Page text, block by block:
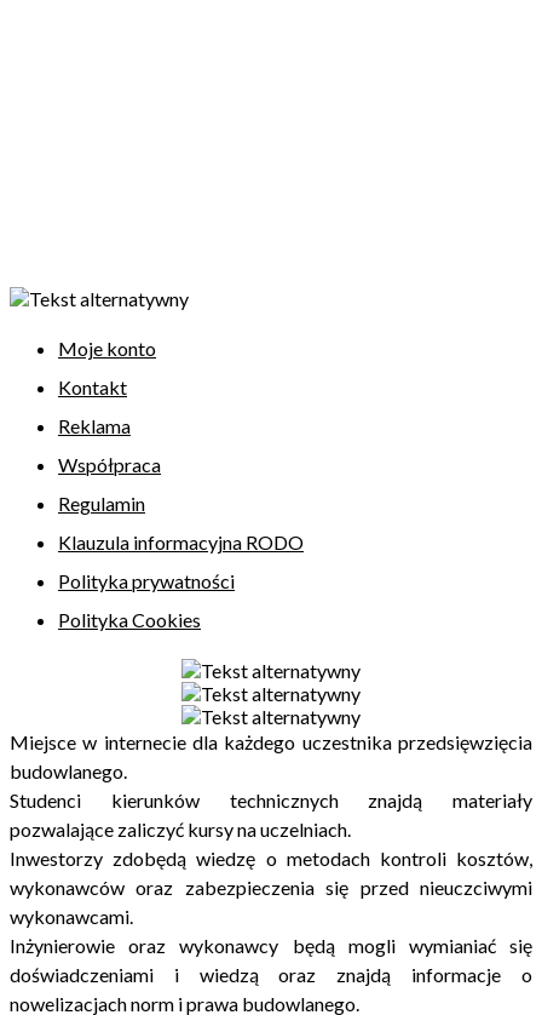
Moje konto
Kontakt
Reklama
Współpraca
Regulamin
Klauzula informacyjna RODO
Polityka prywatności
Polityka Cookies
Miejsce w internecie dla każdego uczestnika przedsięwzięcia
budowlanego.
Studenci kierunków technicznych znajdą materiały
pozwalające zaliczyć kursy na uczelniach.
Inwestorzy zdobędą wiedzę o metodach kontroli kosztów,
wykonawców oraz zabezpieczenia się przed nieuczciwymi
wykonawcami.
Inżynierowie oraz wykonawcy będą mogli wymianiać się
doświadczeniami i wiedzą oraz znajdą informacje o
nowelizacjach norm i prawa budowlanego.